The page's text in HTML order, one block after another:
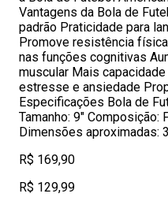
Vantagens da Bola de
padrão Praticidade para
Promove resistência
nas funções cognitivas
muscular Mais
estresse e ansiedade
Especificações Bola de
Tamanho: 9″
Dimensões aproximadas:
R$ 169,90
R$ 129,99